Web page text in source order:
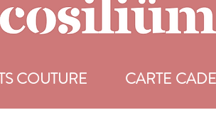
COUTURE CARTE